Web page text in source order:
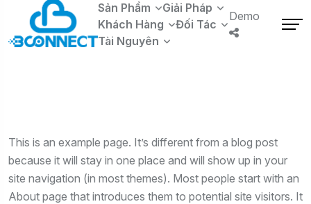
Sản Phẩm
Giải Pháp
Khách Hàng
Đối Tác
Tài Nguyên
Demo
This is an example page. It’s different from a blog post
because it will stay in one place and will show up in your
site navigation (in most themes). Most people start with an
About page that introduces them to potential site visitors. It